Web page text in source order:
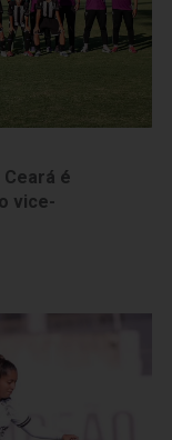
Ceará é
vice-